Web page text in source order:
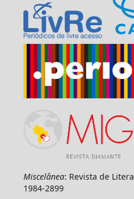
Miscelânea: Revista de
1984-2899